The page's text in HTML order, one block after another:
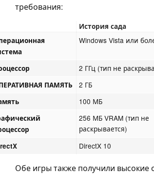
требования:
История сада
Windows Vista или
2 ГГц (тип не
ПАМЯТЬ 2 ГБ
100 МБ
256 МБ VRAM (тип не
раскрывается)
DirectX 10
Обе игры также получили высокие